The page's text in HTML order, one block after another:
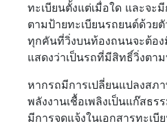
ทะเบียนตั้งแต่เมื่อใด และจะ
ตามป้ายทะเบียนรถยนต์ด้วย
ทุกคันที่วิ่งบนท้องถนนจะต้อง
แสดงว่าเป็นรถที่มีสิทธิ์วิ่งตา
หากรถมีการเปลี่ยนแปลงสภ
พลังงานเชื้อเพลิงเป็นแก๊สธร
มีการจดแจ้งในเอกสารทะเ